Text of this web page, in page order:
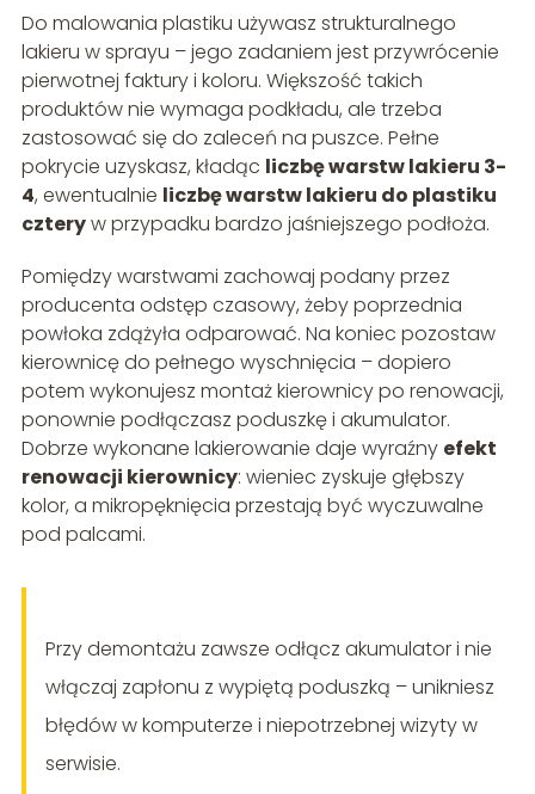
Do malowania plastiku używasz strukturalnego
lakieru w sprayu – jego zadaniem jest przywrócenie
pierwotnej faktury i koloru. Większość takich
produktów nie wymaga podkładu, ale trzeba
zastosować się do zaleceń na puszce. Pełne
pokrycie uzyskasz, kładąc liczbę warstw lakieru 3-
4, ewentualnie liczbę warstw lakieru do plastiku
czteryw przypadku bardzo jaśniejszego podłoża.
Pomiędzy warstwami zachowaj podany przez
producenta odstęp czasowy, żeby poprzednia
powłoka zdążyła odparować. Na koniec pozostaw
kierownicę do pełnego wyschnięcia – dopiero
potem wykonujesz montaż kierownicy po renowacji,
ponownie podłączasz poduszkę i akumulator.
Dobrze wykonane lakierowanie daje wyraźny efekt
renowacji kierownicy: wieniec zyskuje głębszy
kolor, a mikropęknięcia przestają być wyczuwalne
pod palcami.
Przy demontażu zawsze odłącz akumulator i nie
włączaj zapłonu z wypiętą poduszką – unikniesz
błędów w komputerze i niepotrzebnej wizyty w
serwisie.